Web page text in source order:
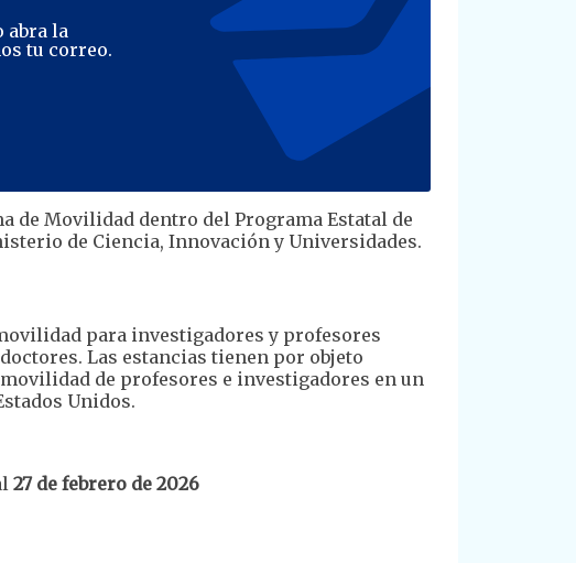
abra la
tu correo.
de Movilidad dentro del Programa Estatal de
de Ciencia, Innovación y Universidades.
para investigadores y profesores
Las estancias tienen por objeto
de profesores e investigadores en un
Unidos.
27 de febrero de 2026